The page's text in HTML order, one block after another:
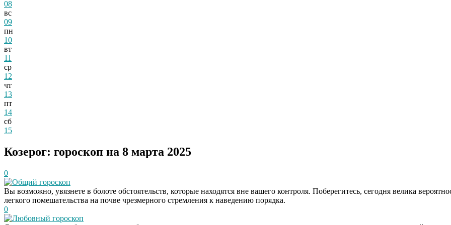
08
вс
09
пн
10
вт
11
ср
12
чт
13
пт
14
сб
15
Козерог: гороскоп на 8 марта 2025
0
Общий гороскоп
Вы возможно, увязнете в болоте обстоятельств, которые находятся вне вашего контроля. Поберегитесь, сегодня велика
легкого помешательства на почве чрезмерного стремления к наведению порядка.
0
Любовный гороскоп